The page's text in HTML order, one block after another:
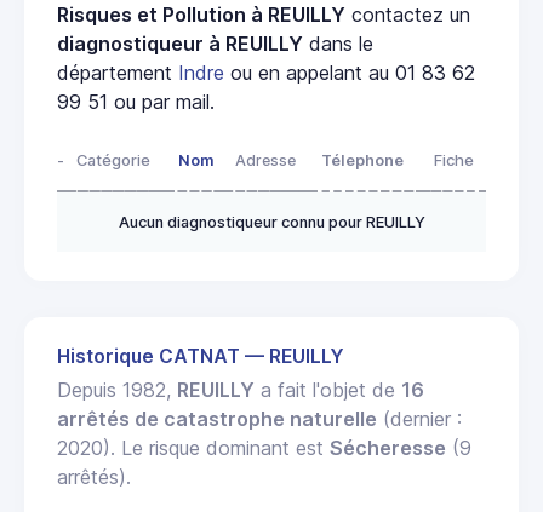
Risques et Pollution à REUILLY contactez un
diagnostiqueur à REUILLY dans le
département Indre ou en appelant au 01 83 62
99 51 ou par mail.
- Catégorie Nom Adresse Télephone Fiche
Aucun diagnostiqueur connu pour REUILLY
Historique CATNAT — REUILLY
Depuis 1982, REUILLY a fait l'objet de 16
arrêtés de catastrophe naturelle (dernier :
2020). Le risque dominant est Sécheresse (9
arrêtés).